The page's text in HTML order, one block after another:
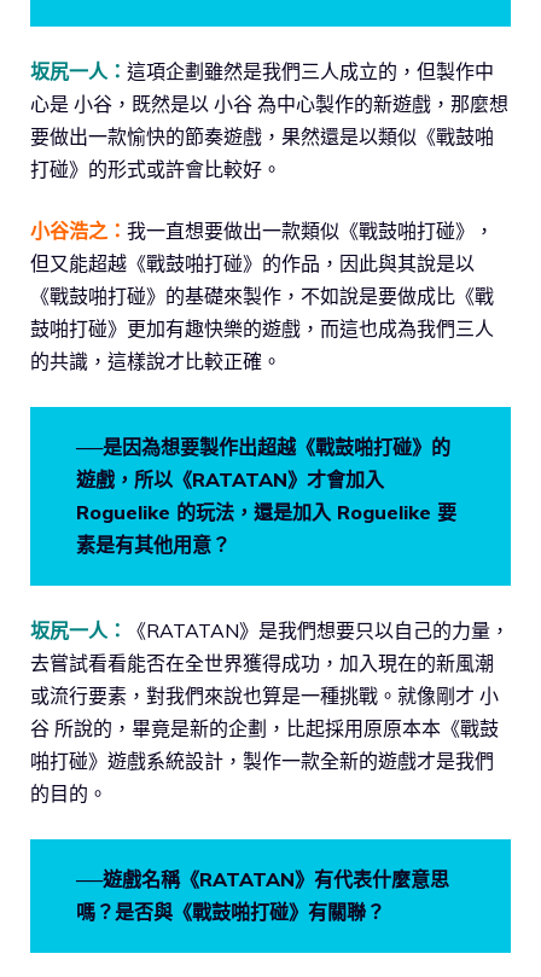
坂尻一人： 這項企劃雖然是我們三人成立的，但製作中
心是 小谷，既然是以 小谷 為中心製作的新遊戲，那麼想
要做出一款愉快的節奏遊戲，果然還是以類似《戰鼓啪
打碰》的形式或許會比較好。
小谷浩之： 我一直想要做出一款類似《戰鼓啪打碰》，
但又能超越《戰鼓啪打碰》的作品，因此與其說是以
《戰鼓啪打碰》的基礎來製作，不如說是要做成比《戰
鼓啪打碰》更加有趣快樂的遊戲，而這也成為我們三人
的共識，這樣說才比較正確。
──是因為想要製作出超越《戰鼓啪打碰》的
遊戲，所以《RATATAN》才會加入
Roguelike 的玩法，還是加入 Roguelike 要
素是有其他用意？
坂尻一人：
《RATATAN》是我們想要只以自己的力量，
去嘗試看看能否在全世界獲得成功，加入現在的新風潮
或流行要素，對我們來說也算是一種挑戰。就像剛才 小
谷 所說的，畢竟是新的企劃，比起採用原原本本《戰鼓
啪打碰》遊戲系統設計，製作一款全新的遊戲才是我們
的目的。
──遊戲名稱《RATATAN》有代表什麼意思
嗎？是否與《戰鼓啪打碰》有關聯？